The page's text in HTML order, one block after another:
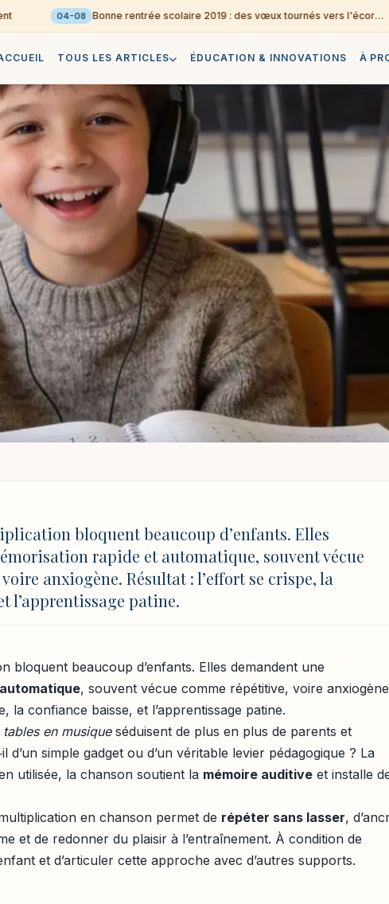
04-08 Bonne rentrée scolaire 2019 : des vœux tournés vers l'écoresponsable
TOUS LES ARTICLES ÉDUCATION & INNOVATIONS À
de
bloquent beaucoup d’enfants. Elles
rapide et automatique, souvent vécue
anxiogène. Résultat : l’effort se crispe, la
l’apprentissage patine.
bloquent beaucoup d’enfants. Elles demandent une
, souvent vécue comme répétitive, voire
la confiance baisse, et l’apprentissage patine.
tables en musiqueséduisent de plus en plus de parents et
d’un simple gadget ou d’un véritable levier pédagogique ? La
utilisée, la chanson soutient la mémoire auditive et installe
en chanson permet de répéter sans lasser,
et de redonner du plaisir à l’entraînement. À condition de
et d’articuler cette approche avec d’autres supports.